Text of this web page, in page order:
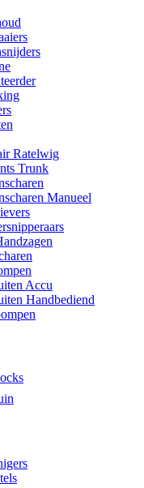
Ratelwig
Trunk
Manueel
Accu
Handbediend